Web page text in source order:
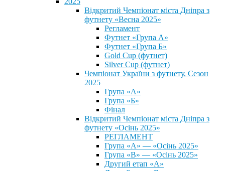
Відкритий Чемпіонат міста Дніпра з
футнету «Весна 2025»
Регламент
Футнет «Група А»
Футнет «Група Б»
Gold Cup (футнет)
Silver Cup (футнет)
Чемпіонат України з футнету, Сезон
2025
Група «А»
Група «Б»
Фінал
Відкритий Чемпіонат міста Дніпра з
футнету «Осінь 2025»
РЕГЛАМЕНТ
Група «А» — «Осінь 2025»
Група «В» — «Осінь 2025»
Другий етап «А»